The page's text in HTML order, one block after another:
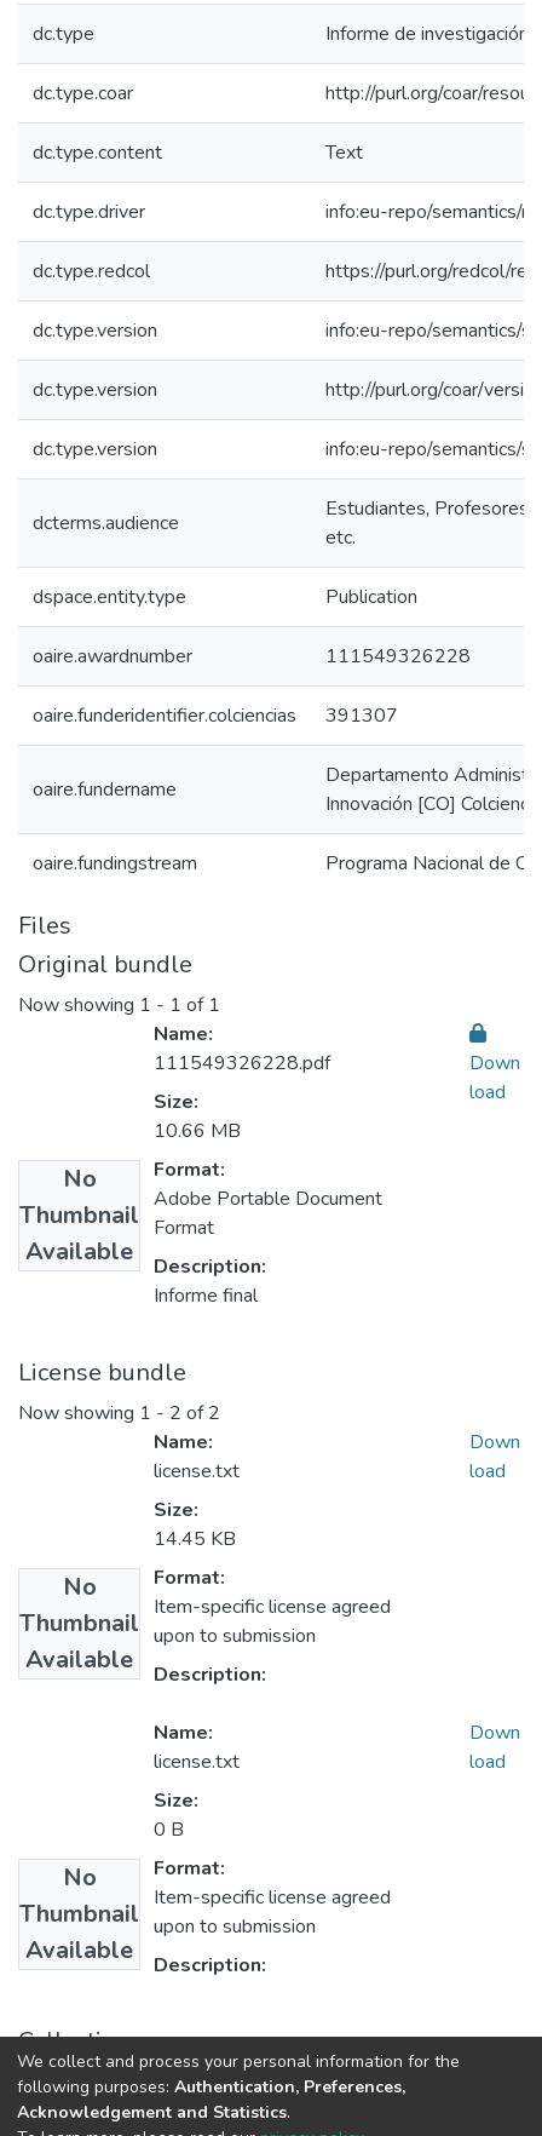
dc.type Informe de investigación
dc.type.coar http://purl.org/coar/
dc.type.content Text
dc.type.driver info:eu-repo/semantics/
dc.type.redcol https://purl.org/redcol/
dc.type.version info:eu-repo/semantics/
dc.type.version http://purl.org/coar/
dc.type.version info:eu-repo/semantics/
dcterms.audience
Estudiantes, Profesores,
etc.
dspace.entity.type Publication
oaire.awardnumber 111549326228
oaire.funderidentifier.colciencias 391307
oaire.fundername
Departamento
Innovación [CO]
oaire.fundingstream Programa Nacional de
Files
Original bundle
Now showing 1 - 1 of 1
No
Thumbnail
Available
Name:
111549326228.pdf
Size:
10.66 MB
Format:
Adobe Portable Document
Format
Description:
Informe final
Down
load
License bundle
Now showing 1 - 2 of 2
No
Thumbnail
Available
Name:
license.txt
Size:
14.45 KB
Format:
Item-specific license agreed
upon to submission
Description:
Down
load
No
Thumbnail
Available
Name:
license.txt
Size:
0 B
Format:
Item-specific license agreed
upon to submission
Description:
Down
load
Collections
1.1.2. Informes Finales
We collect and process your personal information for the
following purposes: Authentication, Preferences,
Acknowledgement and Statistics.